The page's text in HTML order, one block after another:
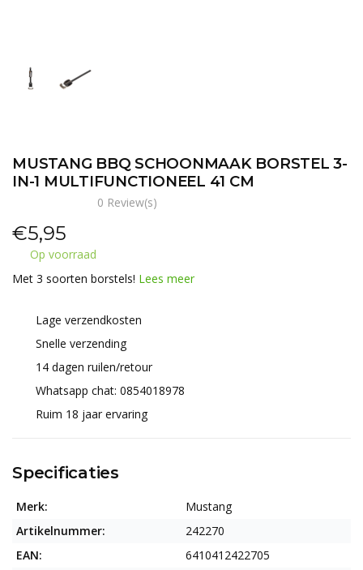
MUSTANG BBQ SCHOONMAAK BORSTEL 3-
IN-1 MULTIFUNCTIONEEL 41 CM
0 Review(s)
€5,95
Op voorraad
Met 3 soorten borstels! Lees meer
Lage verzendkosten
Snelle verzending
14 dagen ruilen/retour
Whatsapp chat: 0854018978
Ruim 18 jaar ervaring
Specificaties
Merk:
Mustang
Artikelnummer:
242270
EAN:
6410412422705